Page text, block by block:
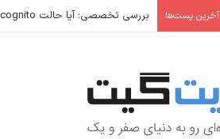
آخرین پست‌ها بررسی تخصصی: آیا حالت Incognito واقعا امن است؟ حالت ناشناس مرورگر از شما در برابر چه چیزی محافظت می‌کند؟